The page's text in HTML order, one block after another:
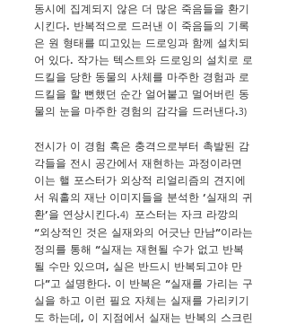
동시에 집계되지 않은 더 많은 죽음들을 환기
시킨다. 반복적으로 드러낸 이 죽음들의 기록
은 원 형태를 띠고있는 드로잉과 함께 설치되
어 있다. 작가는 텍스트와 드로잉의 설치로 로
드킬을 당한 동물의 사체를 마주한 경험과 로
드킬을 할 뻔했던 순간 얼어붙고 멀어버린 동
물의 눈을 마주한 경험의 감각을 드러낸다.3)
전시가 이 경험 혹은 충격으로부터 촉발된 감
각들을 전시 공간에서 재현하는 과정이라면
이는 핼 포스터가 외상적 리얼리즘의 견지에
서 워홀의 재난 이미지들을 분석한 ‘실재의 귀
환’을 연상시킨다.4)
포스터는 자크 라깡의
“외상적인 것은 실재와의 어긋난 만남”이라는
정의를 통해 “실재는 재현될 수가 없고 반복
될 수만 있으며, 실은 반드시 반복되고야 만
다”고 설명한다. 이 반복은 “실재를 가리는 구
실을 하고 이런 필요 자체는 실재를 가리키기
도 하는데, 이 지점에서 실재는 반복의 스크린